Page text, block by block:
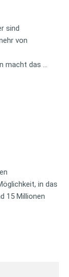
sind
von
macht das …
in das
15 Millionen